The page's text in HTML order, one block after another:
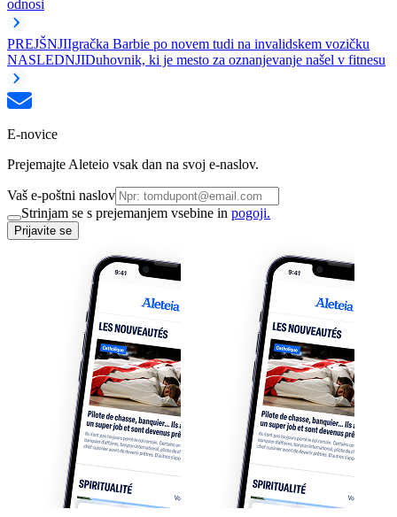
odnosi
PREJŠNJIIgračka Barbie po novem tudi na invalidskem vozičku
NASLEDNJIDuhovnik, ki je mesto za oznanjevanje našel v fitnesu
E-novice
Prejemajte Aleteio vsak dan na svoj e-naslov.
Vaš e-poštni naslov
Strinjam se s prejemanjem vsebine in pogoji.
Prijavite se